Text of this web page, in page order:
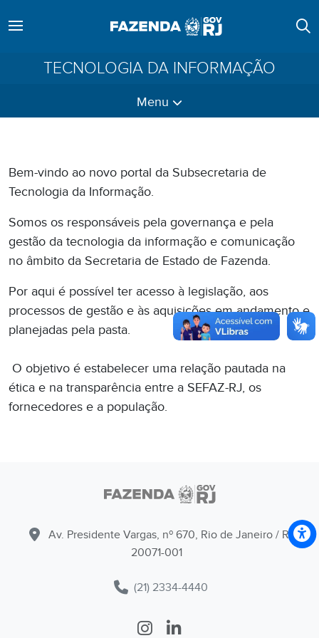
TECNOLOGIA DA INFORMAÇÃO
Menu
Bem-vindo ao novo portal da Subsecretaria de
Tecnologia da Informação.
Somos os responsáveis pela governança e pela
gestão da tecnologia da informação e comunicação
no âmbito da Secretaria de Estado de Fazenda.
Por aqui é possível ter acesso à legislação, aos
processos de gestão e às aquisições em andamento e
planejadas pela pasta.
O objetivo é estabelecer uma relação pautada na
ética e na transparência entre a SEFAZ-RJ, os
fornecedores e a população.
Av. Presidente Vargas, nº 670, Rio de Janeiro / RJ -
20071-001
(21) 2334-4440